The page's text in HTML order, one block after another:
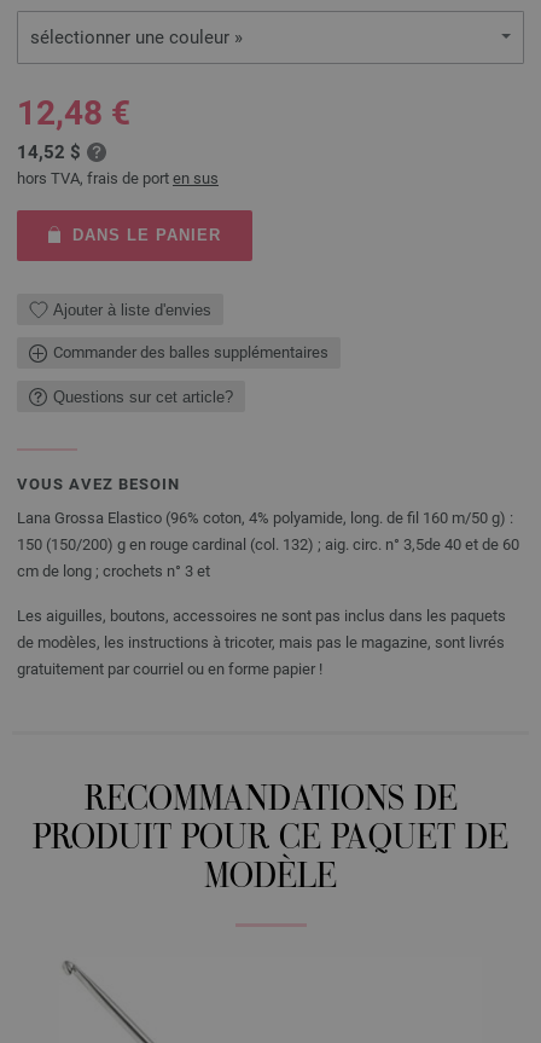
sélectionner une couleur »
12,48 €
14,52 $
hors TVA, frais de port en sus
DANS LE PANIER
Ajouter à liste d'envies
Commander des balles supplémentaires
Questions sur cet article?
VOUS AVEZ BESOIN
Lana Grossa Elastico (96% coton, 4% polyamide, long. de fil 160 m/50 g) :
150 (150/200) g en rouge cardinal (col. 132) ; aig. circ. n° 3,5de 40 et de 60
cm de long ; crochets n° 3 et
Les aiguilles, boutons, accessoires ne sont pas inclus dans les paquets
de modèles, les instructions à tricoter, mais pas le magazine, sont livrés
gratuitement par courriel ou en forme papier !
RECOMMANDATIONS DE
PRODUIT POUR CE PAQUET DE
MODÈLE